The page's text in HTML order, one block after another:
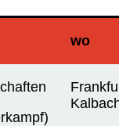
wo